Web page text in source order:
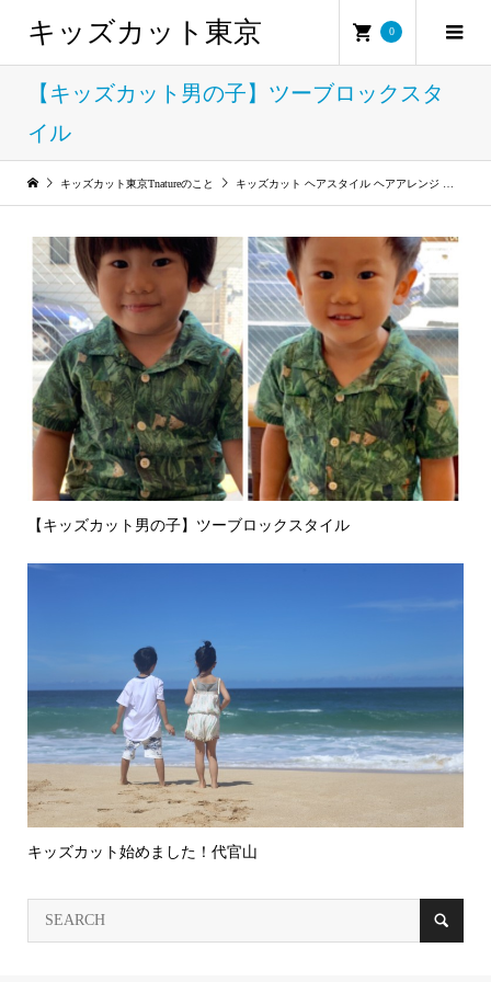
キッズカット東京 0
【キッズカット男の子】ツーブロックスタ
イル
キッズカット東京Tnatureのこと キッズカット ヘアスタイル ヘアアレンジ 美容室 代官山
【キッズカット男の子】ツーブロックスタイル
キッズカット始めました！代官山